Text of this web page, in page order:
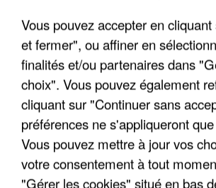
UNE TOURISTE DE L’OISE
COULÉE DE BOUE EN HAUTE-
Vous pouvez accepter en
et fermer", ou affiner en
finalités et/ou partenaires dans
choix". Vous pouvez également
cliquant sur "Continuer sans
préférences ne s'appliqueront
Vous pouvez mettre à jour vos
votre consentement à tout
"Gérer les cookies" situé en bas